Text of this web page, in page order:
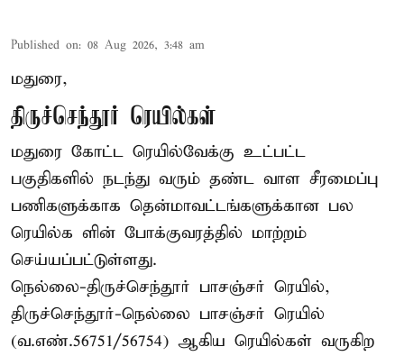
Published on: 08 Aug 2026, 3:48 am
மதுரை,
திருச்செந்தூர் ரெயில்கள்
மதுரை கோட்ட ரெயில்வேக்கு உட்பட்ட
பகுதிகளில் நடந்து வரும் தண்ட வாள சீரமைப்பு
பணிகளுக்காக தென்மாவட்டங்களுக்கான பல
ரெயில்க ளின் போக்குவரத்தில் மாற்றம்
செய்யப்பட்டுள்ளது.
நெல்லை-திருச்செந்தூர் பாசஞ்சர் ரெயில்,
திருச்செந்தூர்-நெல்லை பாசஞ்சர் ரெயில்
(வ.எண்.56751/56754) ஆகிய ரெயில்கள் வருகிற